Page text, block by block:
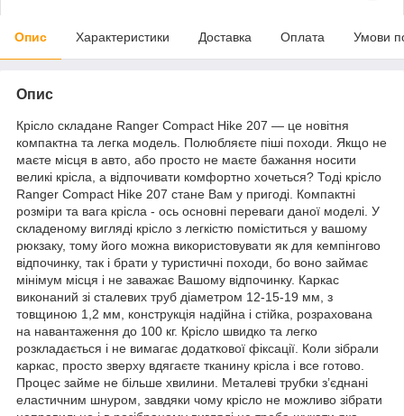
Опис Характеристики Доставка Оплата Умови
Опис
Крісло складане Ranger Compact Hike 207 — це новітня
компактна та легка модель. Полюбляєте піші походи. Якщо не
маєте місця в авто, або просто не маєте бажання носити
великі крісла, а відпочивати комфортно хочеться? Тоді крісло
Ranger Compact Hike 207 стане Вам у пригоді. Компактні
розміри та вага крісла - ось основні переваги даної моделі. У
складеному вигляді крісло з легкістю поміститься у вашому
рюкзаку, тому його можна використовувати як для кемпінгово
відпочинку, так і брати у туристичні походи, бо воно займає
мінімум місця і не заважає Вашому відпочинку. Каркас
виконаний зі сталевих труб діаметром 12-15-19 мм, з
товщиною 1,2 мм, конструкція надійна і стійка, розрахована
на навантаження до 100 кг. Крісло швидко та легко
розкладається і не вимагає додаткової фіксації. Коли зібрали
каркас, просто зверху вдягаєте тканину крісла і все готово.
Процес займе не більше хвилини. Металеві трубки з’єднані
еластичним шнуром, завдяки чому крісло не можливо зібрати